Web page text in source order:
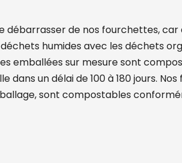
débarrasser de nos fourchettes, car
humides avec les déchets
emballées sur mesure sont
dans un délai de 100 à 180 jours.
sont compostables